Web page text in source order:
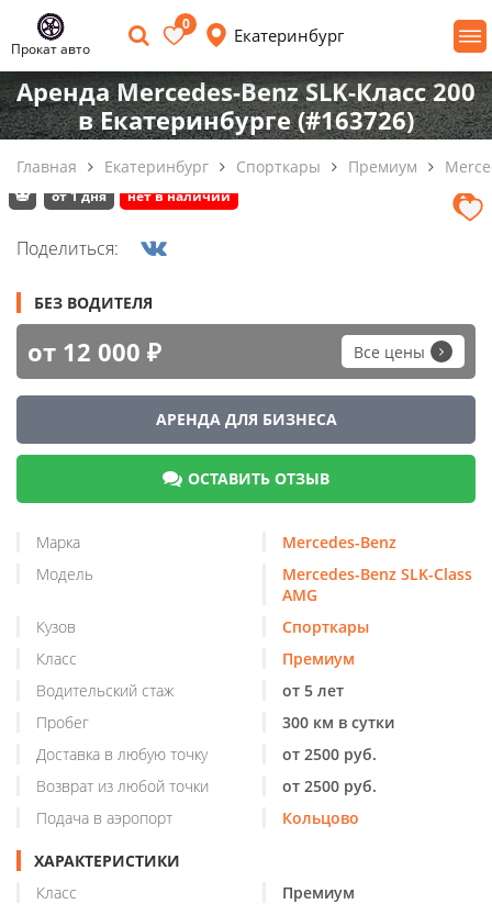
Прокат авто
0
Екатеринбург
Аренда Mercedes-Benz SLK-Класс 200
в Екатеринбурге (#163726)
Главная Екатеринбург Спорткары Премиум
от 1 дня нет в наличии
Поделиться:
БЕЗ ВОДИТЕЛЯ
от 12 000 ₽ Все цены
АРЕНДА ДЛЯ БИЗНЕСА
ОСТАВИТЬ ОТЗЫВ
Марка
Mercedes-Benz
Модель
Mercedes-Benz SLK-Class
AMG
Кузов
Спорткары
Класс
Премиум
Водительский стаж
от 5 лет
Пробег
300 км в сутки
Доставка в любую точку
от 2500 руб.
Возврат из любой точки
от 2500 руб.
Подача в аэропорт
Кольцово
ХАРАКТЕРИСТИКИ
Класс
Премиум